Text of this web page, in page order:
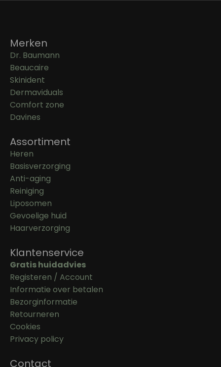
Merken
Dr. Baumann
Beaucaire
Skinident
Dermaviduals
Comfort zone
Davines
Assortiment
Heren
Basisverzorging
Anti-aging
Reiniging
Liposomen
Gevoelige huid
Haarverzorging
Klantenservice
Gratis huidadvies
Registeren / Account
Informatie over betalen
Bezorginformatie
Retourneren
Cookies
Privacy policy
Contact